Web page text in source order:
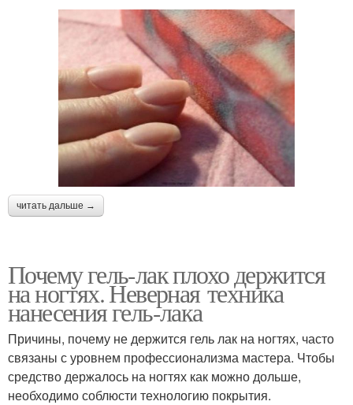
читать дальше →
Почему гель-лак плохо держится
на ногтях. Неверная техника
нанесения гель-лака
Причины, почему не держится гель лак на ногтях, часто
связаны с уровнем профессионализма мастера. Чтобы
средство держалось на ногтях как можно дольше,
необходимо соблюсти технологию покрытия.